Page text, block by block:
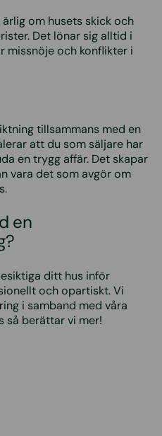
om husets skick och
Det lönar sig alltid i
missnöje och konflikter i
tillsammans med en
att du som säljare har
en trygg affär. Det skapar
vara det som avgör om
en
ditt hus inför
och opartiskt. Vi
i samband med våra
så berättar vi mer!